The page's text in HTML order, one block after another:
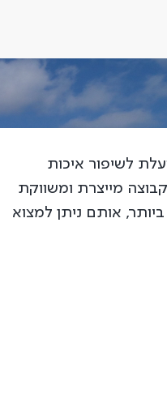
לשיפור איכות
מייצרת ומשווקת
אותם ניתן למצוא